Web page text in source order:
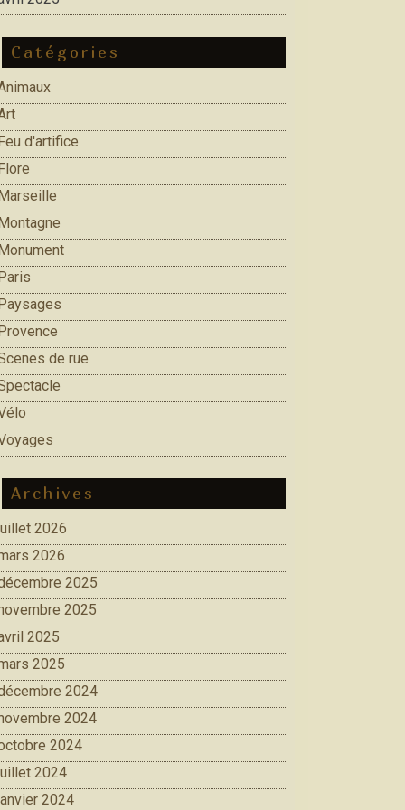
Catégories
d'artifice
de rue
Archives
2026
2026
2025
2025
2025
2025
2024
2024
2024
2024
2024